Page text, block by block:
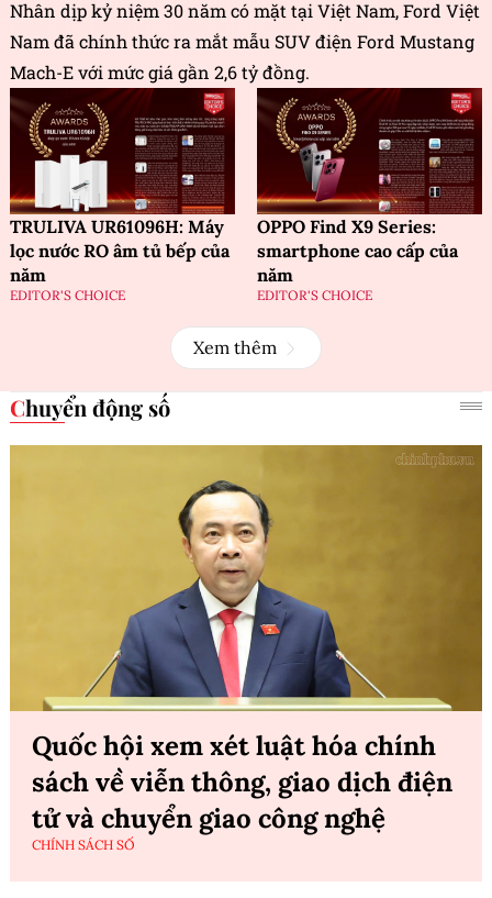
Nhân dịp kỷ niệm 30 năm có mặt tại Việt Nam, Ford Việt
Nam đã chính thức ra mắt mẫu SUV điện Ford Mustang
Mach-E với mức giá gần 2,6 tỷ đồng.
TRULIVA UR61096H: Máy
lọc nước RO âm tủ bếp của
năm
EDITOR'S CHOICE
OPPO Find X9 Series:
smartphone cao cấp của
năm
EDITOR'S CHOICE
Xem thêm
Chuyển động số
Quốc hội xem xét luật hóa chính
sách về viễn thông, giao dịch điện
tử và chuyển giao công nghệ
CHÍNH SÁCH SỐ